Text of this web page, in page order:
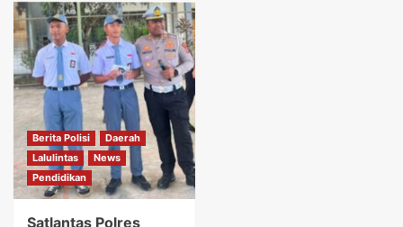
Berita Polisi
Daerah
Lalulintas
News
Pendidikan
Satlantas Polres